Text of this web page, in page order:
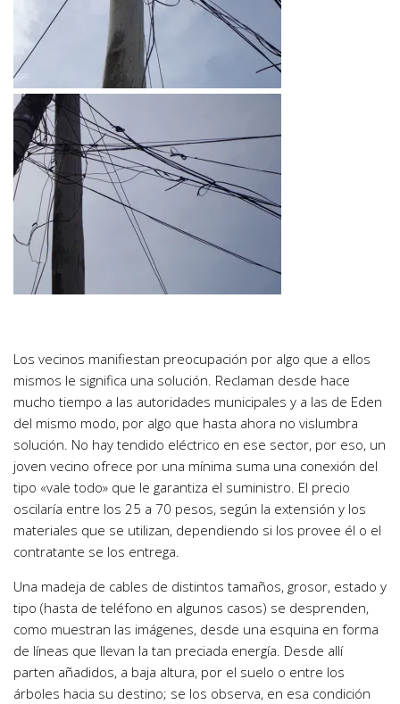
Los vecinos manifiestan preocupación por algo que a ellos
mismos le significa una solución. Reclaman desde hace
mucho tiempo a las autoridades municipales y a las de Eden
del mismo modo, por algo que hasta ahora no vislumbra
solución. No hay tendido eléctrico en ese sector, por eso, un
joven vecino ofrece por una mínima suma una conexión del
tipo «vale todo» que le garantiza el suministro. El precio
oscilaría entre los 25 a 70 pesos, según la extensión y los
materiales que se utilizan, dependiendo si los provee él o el
contratante se los entrega.
Una madeja de cables de distintos tamaños, grosor, estado y
tipo (hasta de teléfono en algunos casos) se desprenden,
como muestran las imágenes, desde una esquina en forma
de líneas que llevan la tan preciada energía. Desde allí
parten añadidos, a baja altura, por el suelo o entre los
árboles hacia su destino; se los observa, en esa condición